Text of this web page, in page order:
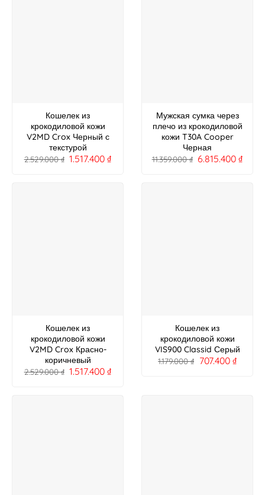
Кошелек из
крокодиловой кожи
V2MD Crox Черный с
текстурой
2.529.000₫ 1.517.400₫
Мужская сумка через
плечо из крокодиловой
кожи T30A Cooper
Черная
11.359.000₫ 6.815.400₫
Кошелек из
крокодиловой кожи
V2MD Crox Красно-
коричневый
2.529.000₫ 1.517.400₫
Кошелек из
крокодиловой кожи
VIS900 Classid Серый
1.179.000₫ 707.400 ₫